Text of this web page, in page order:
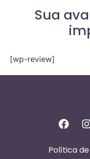
Sua
[wp-review]
Política